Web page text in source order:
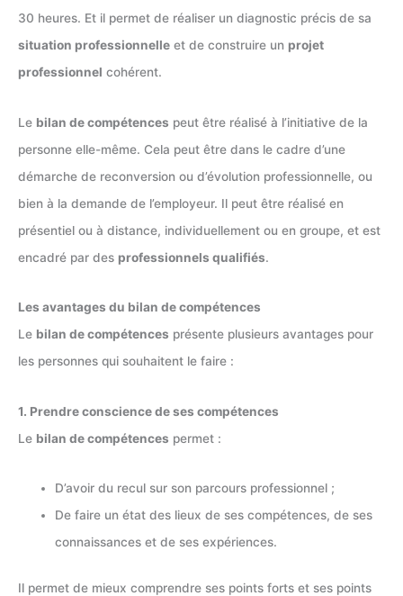
30 heures. Et il permet de réaliser un diagnostic précis de sa
situation professionnelle et de construire un projet
professionnel cohérent.
Le bilan de compétences peut être réalisé à l’initiative de la
personne elle-même. Cela peut être dans le cadre d’une
démarche de reconversion ou d’évolution professionnelle, ou
bien à la demande de l’employeur. Il peut être réalisé en
présentiel ou à distance, individuellement ou en groupe, et est
encadré par des professionnels qualifiés.
Les avantages du bilan de compétences
Le bilan de compétences présente plusieurs avantages pour
les personnes qui souhaitent le faire :
1. Prendre conscience de ses compétences
Le bilan de compétences permet :
D’avoir du recul sur son parcours professionnel ;
De faire un état des lieux de ses compétences, de ses
connaissances et de ses expériences.
Il permet de mieux comprendre ses points forts et ses points